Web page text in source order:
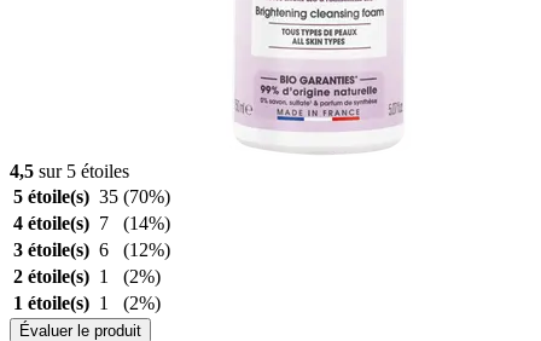
4,5 sur 5 étoiles
5 étoile(s) 35 (70%)
4 étoile(s) 7
(14%)
3 étoile(s) 6
(12%)
2 étoile(s) 1
(2%)
1 étoile(s) 1 (2%)
Évaluer le produit